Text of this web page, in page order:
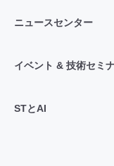
ニュースセンター
イベント & 技術セミ
STとAI